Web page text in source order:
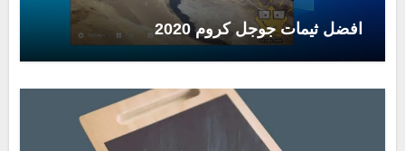
افضل ثيمات جوجل كروم 2020